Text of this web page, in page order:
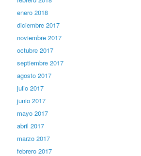
enero 2018
diciembre 2017
noviembre 2017
octubre 2017
septiembre 2017
agosto 2017
julio 2017
junio 2017
mayo 2017
abril 2017
marzo 2017
febrero 2017